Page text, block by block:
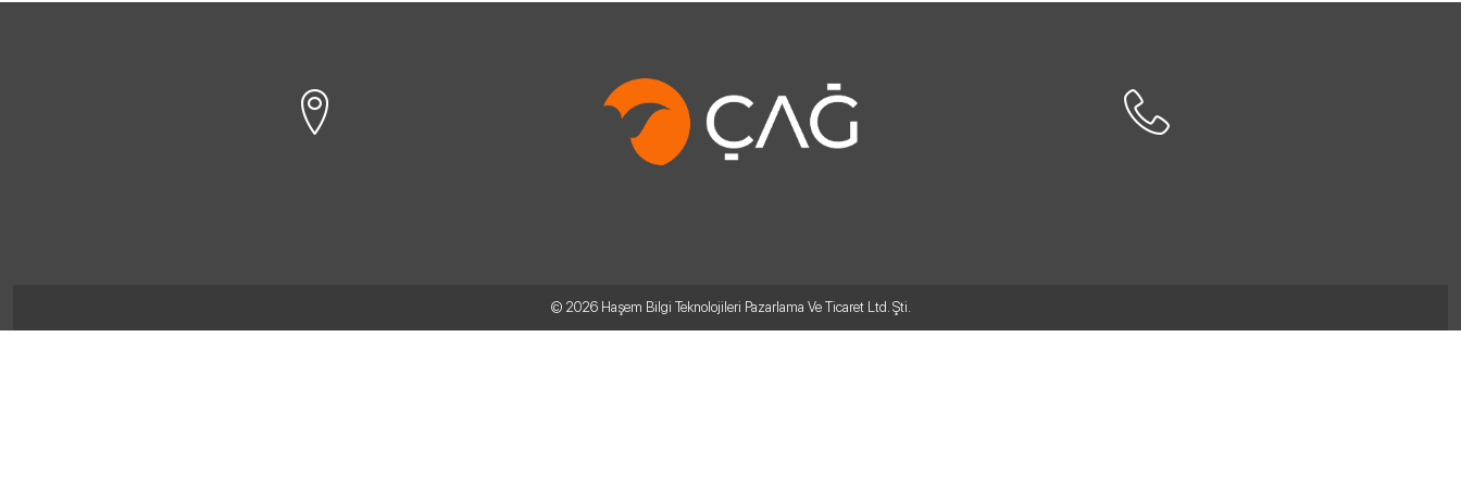
© 2026 Haşem Bilgi Teknolojileri Pazarlama Ve Ticaret Ltd. Şti.